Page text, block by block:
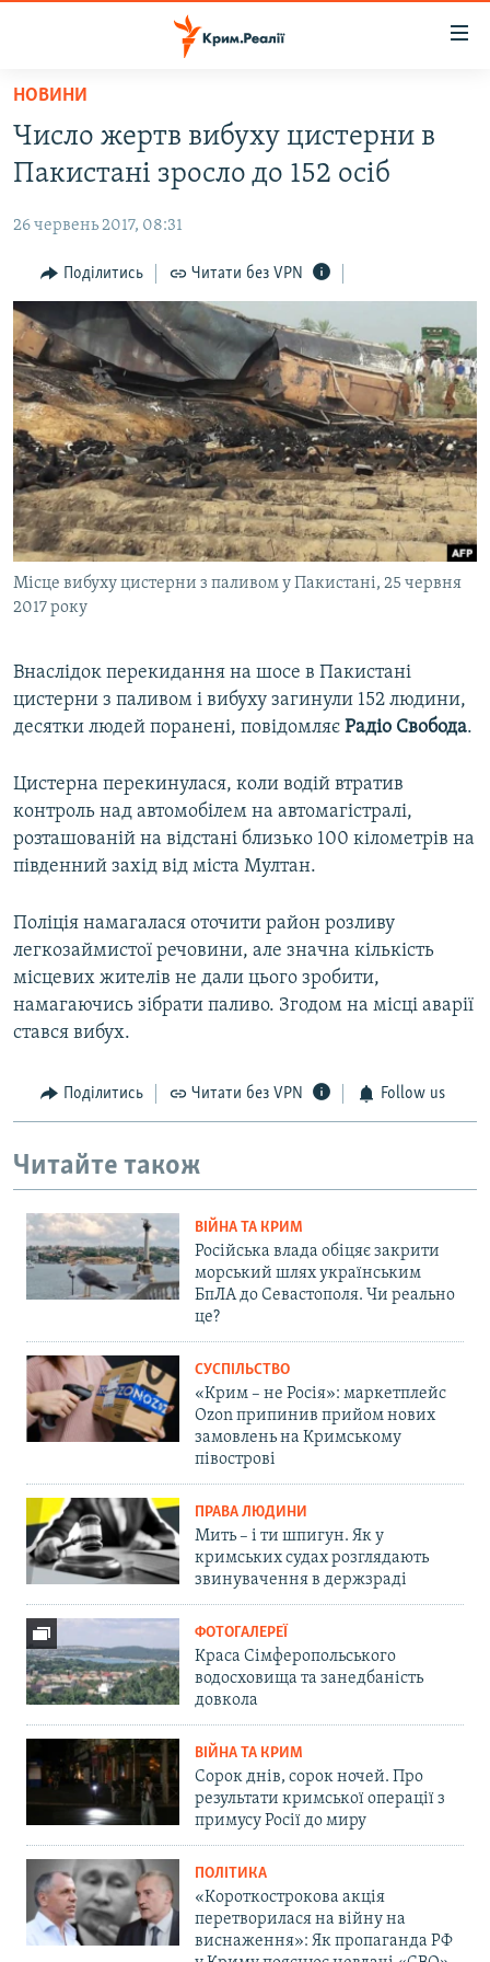
Перейти
основного
матеріалу
до
навігації
Перейти
до
пошуку
ПОЛІТИКА
БЛОГИ
ПОГЛЯД
ІНТЕРВ'Ю
ВСЕ ЗА ДЕНЬ
СПЕЦПРОЕКТИ
ДЕПОРТАЦІЯ
ВІДЕОУРОКИ «ELIFBE»
СВІДЧЕННЯ ОКУПАЦІЇ
УКРАЇНСЬКА ПРОБЛЕМА КРИМУ
ЯК ОБІЙТИ БЛОКУВАННЯ
Русский
Qırımtatar
Усі сайти RFE/RL
НОВИНИ
Число жертв вибуху цистерни в
Пакистані зросло до 152 осіб
26 червень 2017, 08:31
Поділитись Читати без VPN
Місце вибуху цистерни з паливом у Пакистані, 25 червня
2017 року
Внаслідок перекидання на шосе в Пакистані
цистерни з паливом і вибуху загинули 152 людини,
десятки людей поранені, повідомляє Радіо Свобода.
Цистерна перекинулася, коли водій втратив
контроль над автомобілем на автомагістралі,
розташованій на відстані близько 100 кілометрів на
південний захід від міста Мултан.
Поліція намагалася оточити район розливу
легкозаймистої речовини, але значна кількість
місцевих жителів не дали цього зробити,
намагаючись зібрати паливо. Згодом на місці аварії
стався вибух.
Поділитись Читати без VPN Follow us
Читайте також
ВІЙНА ТА КРИМ
Російська влада обіцяє закрити
морський шлях українським
БпЛА до Севастополя. Чи реально
це?
СУСПІЛЬСТВО
«Крим – не Росія»: маркетплейс
Ozon припинив прийом нових
замовлень на Кримському
півострові
ПРАВА ЛЮДИНИ
Мить – і ти шпигун. Як у
кримських судах розглядають
звинувачення в держзраді
ФОТОГАЛЕРЕЇ
Краса Сімферопольського
водосховища та занедбаність
довкола
ВІЙНА ТА КРИМ
Сорок днів, сорок ночей. Про
результати кримської операції з
примусу Росії до миру
ПОЛІТИКА
«Короткострокова акція
перетворилася на війну на
виснаження»: Як пропаганда РФ